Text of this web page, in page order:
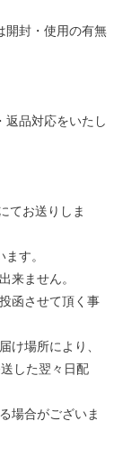
開封・使用の有無
返品対応をいたし
てお送りしま
す。
来ません。
函させて頂く事
け場所により、
した翌々日配
場合がございま